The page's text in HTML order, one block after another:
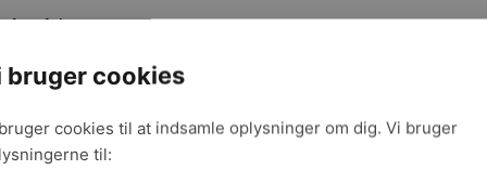
føles tung og tæt
bliver noget varmere i løbet af den tid, lokalet anvendes
kan slet ikke høres, selvom der ikke er
brugere bliver trætte og får hovedpine i løbet af
bruger cookies
cookies til at indsamle oplysninger om dig. Vi bruger
til: